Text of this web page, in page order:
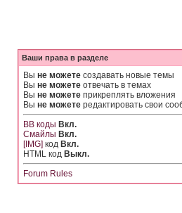
Ваши права в разделе
Вы не можете создавать новые темы
Вы не можете отвечать в темах
Вы не можете прикреплять вложения
Вы не можете редактировать свои
BB коды Вкл.
Смайлы Вкл.
[IMG] код Вкл.
HTML код Выкл.
Forum Rules